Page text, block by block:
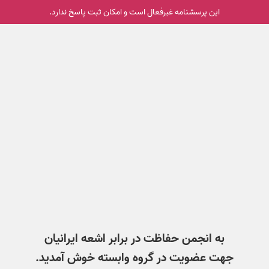
این پرسشنامه غیر‌فعال است و امکان ثبت پاسخ ندارد.
به انجمن حفاظت در برابر اشعه ایرانیان
جهت عضویت در گروه وابسته خوش آمدید.